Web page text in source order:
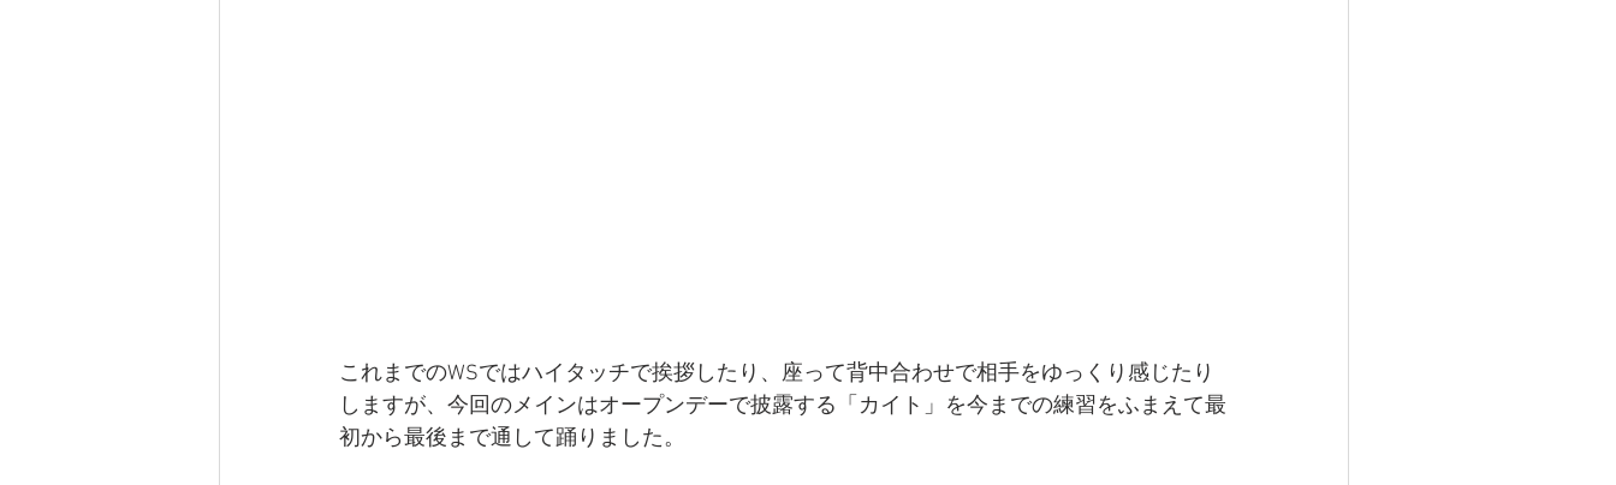
これまでのWSではハイタッチで挨拶したり、座って背中合わせで相手をゆっくり感じたり
しますが、今回のメインはオープンデーで披露する「カイト」を今までの練習をふまえて最
初から最後まで通して踊りました。